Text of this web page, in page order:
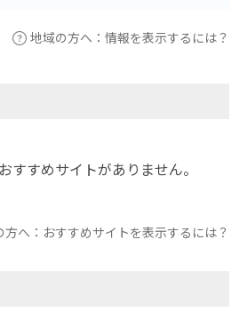
地域の方へ：情報を表示するには？
すすめサイトがありません。
方へ：おすすめサイトを表示するには？